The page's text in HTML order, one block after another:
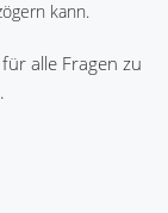
kann.
alle Fragen zu